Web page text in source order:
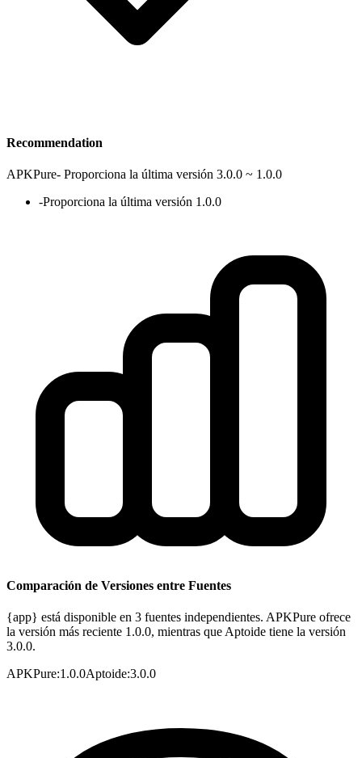
Recommendation
APKPure- Proporciona la última versión 3.0.0 ~ 1.0.0
-Proporciona la última versión 1.0.0
Comparación de Versiones entre Fuentes
{app} está disponible en 3 fuentes independientes. APKPure ofrece
la versión más reciente 1.0.0, mientras que Aptoide tiene la versión
3.0.0.
APKPure:1.0.0Aptoide:3.0.0